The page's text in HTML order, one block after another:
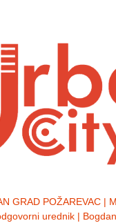
GRAD POŽAREVAC |
urednik |